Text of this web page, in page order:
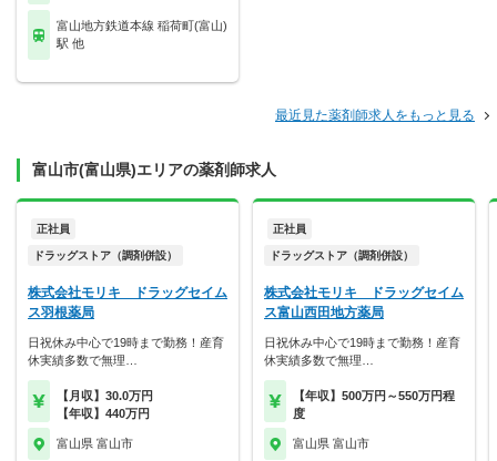
富山地方鉄道本線 稲荷町(富山)
駅 他
最近見た薬剤師求人をもっと見る
富山市(富山県)エリアの薬剤師求人
正社員
ドラッグストア（調剤併設）
株式会社モリキ ドラッグセイム
ス羽根薬局
日祝休み中心で19時まで勤務！産育
休実績多数で無理…
【月収】30.0万円
【年収】440万円
富山県 富山市
正社員
ドラッグストア（調剤併設）
株式会社モリキ ドラッグセイム
ス富山西田地方薬局
日祝休み中心で19時まで勤務！産育
休実績多数で無理…
【年収】500万円～550万円程
度
富山県 富山市